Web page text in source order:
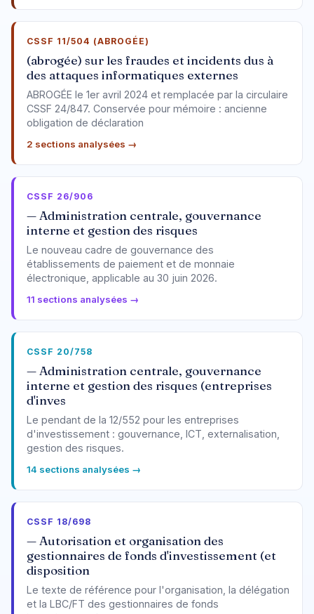
CSSF 11/504 (ABROGÉE)
(abrogée) sur les fraudes et incidents dus à
des attaques informatiques externes
ABROGÉE le 1er avril 2024 et remplacée par la circulaire
CSSF 24/847. Conservée pour mémoire : ancienne
obligation de déclaration
2 sections analysées →
CSSF 26/906
— Administration centrale, gouvernance
interne et gestion des risques
Le nouveau cadre de gouvernance des
établissements de paiement et de monnaie
électronique, applicable au 30 juin 2026.
11 sections analysées →
CSSF 20/758
— Administration centrale, gouvernance
interne et gestion des risques (entreprises
d'inves
Le pendant de la 12/552 pour les entreprises
d'investissement : gouvernance, ICT, externalisation,
gestion des risques.
14 sections analysées →
CSSF 18/698
— Autorisation et organisation des
gestionnaires de fonds d'investissement (et
disposition
Le texte de référence pour l'organisation, la délégation
et la LBC/FT des gestionnaires de fonds